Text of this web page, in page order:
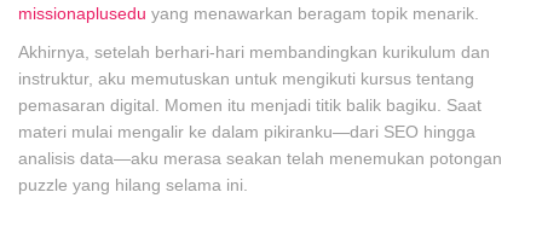
missionaplusedu yang menawarkan beragam topik menarik.
Akhirnya, setelah berhari-hari membandingkan kurikulum dan
instruktur, aku memutuskan untuk mengikuti kursus tentang
pemasaran digital. Momen itu menjadi titik balik bagiku. Saat
materi mulai mengalir ke dalam pikiranku—dari SEO hingga
analisis data—aku merasa seakan telah menemukan potongan
puzzle yang hilang selama ini.